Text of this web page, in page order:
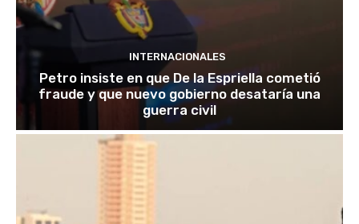
INTERNACIONALES
Petro insiste en que De la Espriella cometió
fraude y que nuevo gobierno desataría una
guerra civil